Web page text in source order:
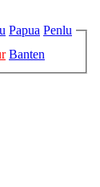
Papua Penlu
Banten